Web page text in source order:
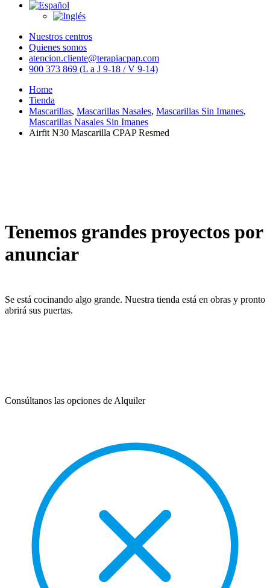
Nuestros centros
Quienes somos
atencion.cliente@terapiacpap.com
900 373 869 (L a J 9-18 / V 9-14)
Home
Tienda
Mascarillas, Mascarillas Nasales, Mascarillas Sin Imanes,
Mascarillas Nasales Sin Imanes
Airfit N30 Mascarilla CPAP Resmed
Tenemos grandes proyectos por
anunciar
Se está cocinando algo grande. Nuestra tienda está en obras y pronto
abrirá sus puertas.
Consúltanos las opciones de Alquiler